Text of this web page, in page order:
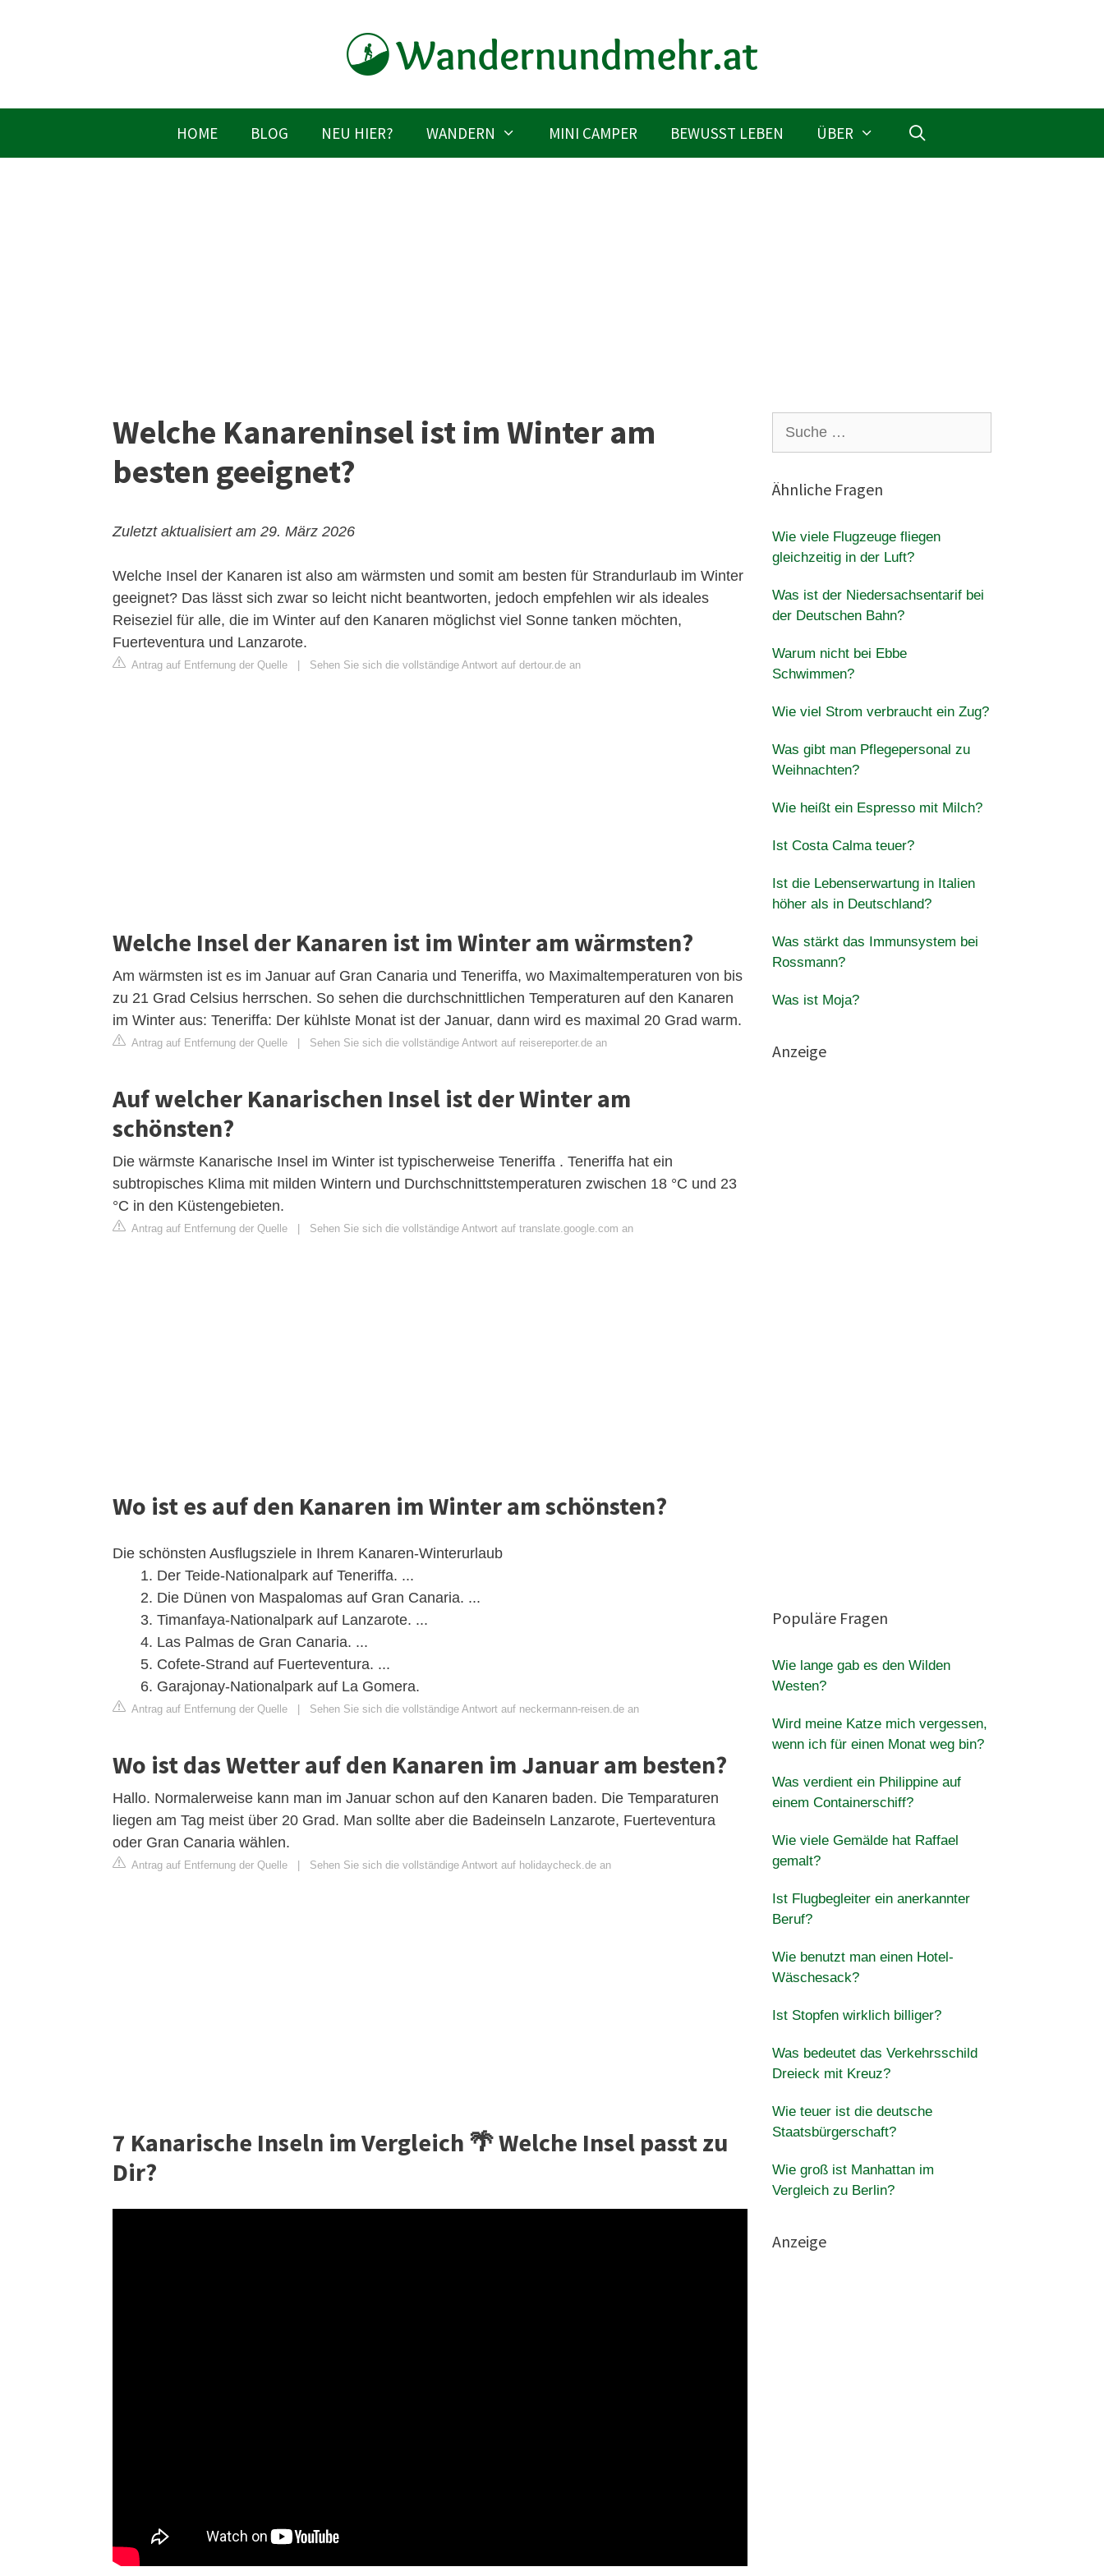
HOME BLOG NEU HIER? WANDERN MINI CAMPER BEWUSST LEBEN ÜBER
Welche Kanareninsel ist im Winter am
besten geeignet?
Zuletzt aktualisiert am 29. März 2026
Welche Insel der Kanaren ist also am wärmsten und somit am besten für Strandurlaub im Winter
geeignet? Das lässt sich zwar so leicht nicht beantworten, jedoch empfehlen wir als ideales
Reiseziel für alle, die im Winter auf den Kanaren möglichst viel Sonne tanken möchten,
Fuerteventura und Lanzarote.
Antrag auf Entfernung der Quelle Sehen Sie sich die vollständige Antwort auf dertour.de an
Welche Insel der Kanaren ist im Winter am wärmsten?
Am wärmsten ist es im Januar auf Gran Canaria und Teneriffa, wo Maximaltemperaturen von bis
zu 21 Grad Celsius herrschen. So sehen die durchschnittlichen Temperaturen auf den Kanaren
im Winter aus: Teneriffa: Der kühlste Monat ist der Januar, dann wird es maximal 20 Grad warm.
Antrag auf Entfernung der Quelle Sehen Sie sich die vollständige Antwort auf reisereporter.de an
Auf welcher Kanarischen Insel ist der Winter am
schönsten?
Die wärmste Kanarische Insel im Winter ist typischerweise Teneriffa . Teneriffa hat ein
subtropisches Klima mit milden Wintern und Durchschnittstemperaturen zwischen 18 °C und 23
°C in den Küstengebieten.
Antrag auf Entfernung der Quelle Sehen Sie sich die vollständige Antwort auf translate.google.com an
Wo ist es auf den Kanaren im Winter am schönsten?
Die schönsten Ausflugsziele in Ihrem Kanaren-Winterurlaub
Der Teide-Nationalpark auf Teneriffa. ...
Die Dünen von Maspalomas auf Gran Canaria. ...
Timanfaya-Nationalpark auf Lanzarote. ...
Las Palmas de Gran Canaria. ...
Cofete-Strand auf Fuerteventura. ...
Garajonay-Nationalpark auf La Gomera.
Antrag auf Entfernung der Quelle Sehen Sie sich die vollständige Antwort auf neckermann-reisen.de an
Wo ist das Wetter auf den Kanaren im Januar am besten?
Hallo. Normalerweise kann man im Januar schon auf den Kanaren baden. Die Temparaturen
liegen am Tag meist über 20 Grad. Man sollte aber die Badeinseln Lanzarote, Fuerteventura
oder Gran Canaria wählen.
Antrag auf Entfernung der Quelle Sehen Sie sich die vollständige Antwort auf holidaycheck.de an
7 Kanarische Inseln im Vergleich 🌴 Welche Insel passt zu
Dir?
nach:
Ähnliche Fragen
Wie viele Flugzeuge fliegen
gleichzeitig in der Luft?
Was ist der Niedersachsentarif bei
der Deutschen Bahn?
Warum nicht bei Ebbe
Schwimmen?
Wie viel Strom verbraucht ein Zug?
Was gibt man Pflegepersonal zu
Weihnachten?
Wie heißt ein Espresso mit Milch?
Ist Costa Calma teuer?
Ist die Lebenserwartung in Italien
höher als in Deutschland?
Was stärkt das Immunsystem bei
Rossmann?
Was ist Moja?
Anzeige
Populäre Fragen
Wie lange gab es den Wilden
Westen?
Wird meine Katze mich vergessen,
wenn ich für einen Monat weg bin?
Was verdient ein Philippine auf
einem Containerschiff?
Wie viele Gemälde hat Raffael
gemalt?
Ist Flugbegleiter ein anerkannter
Beruf?
Wie benutzt man einen Hotel-
Wäschesack?
Ist Stopfen wirklich billiger?
Was bedeutet das Verkehrsschild
Dreieck mit Kreuz?
Wie teuer ist die deutsche
Staatsbürgerschaft?
Wie groß ist Manhattan im
Vergleich zu Berlin?
Anzeige